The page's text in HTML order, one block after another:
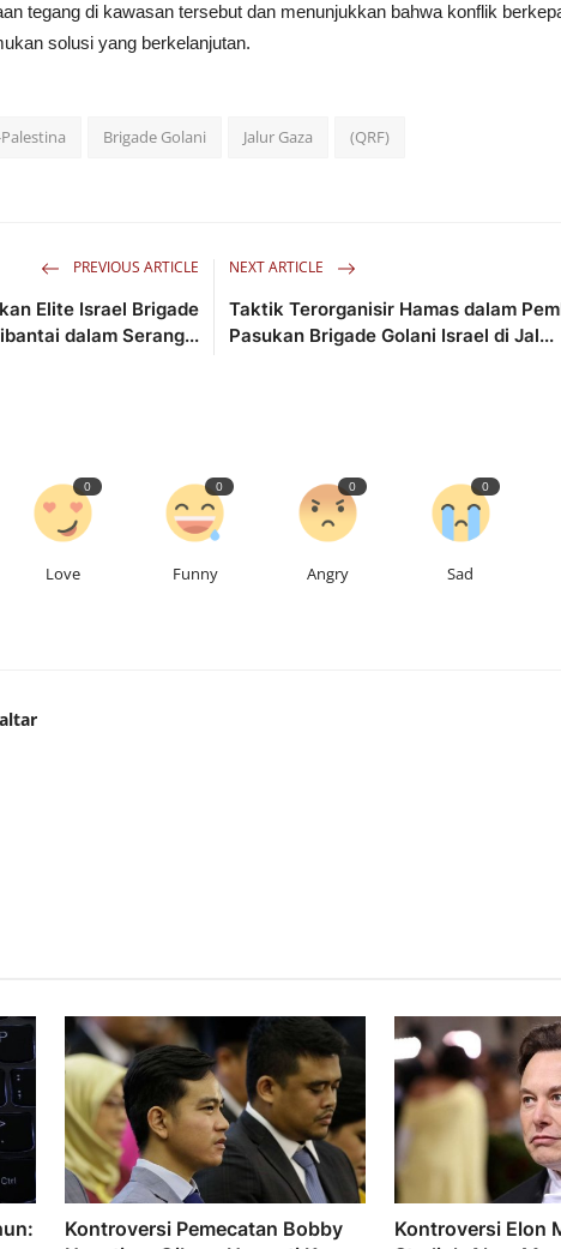
tegang di kawasan tersebut dan menunjukkan bahwa konflik
solusi yang berkelanjutan.
Brigade Golani Jalur Gaza (QRF)
PREVIOUS ARTICLE
Elite Israel Brigade
dalam Serang...
NEXT ARTICLE
Taktik Terorganisir Hamas dalam
Pasukan Brigade Golani Israel di Jal...
0
Love
0
Funny
0
Angry
0
Sad
Kontroversi Pemecatan Bobby
Kontroversi Elon